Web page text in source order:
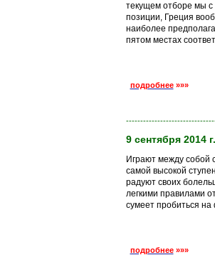
текущем отборе мы с
позиции, Греция
наиболее
пятом местах
подробнее »»»
9 сентября 2014 г.
Играют между собой
самой высокой
радуют своих
легкими правилами
сумеет пробиться
подробнее »»»